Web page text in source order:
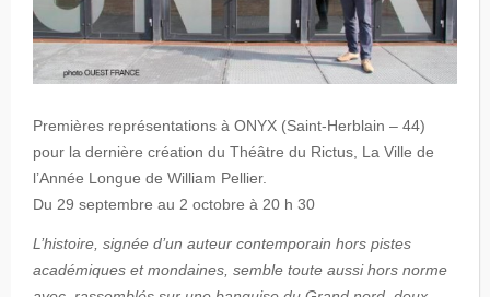
Premières représentations à ONYX (Saint-Herblain – 44)
pour la dernière création du Théâtre du Rictus, La Ville de
l’Année Longue de William Pellier.
Du 29 septembre au 2 octobre à 20 h 30
L’histoire, signée d’un auteur contemporain hors pistes
académiques et mondaines, semble toute aussi hors norme